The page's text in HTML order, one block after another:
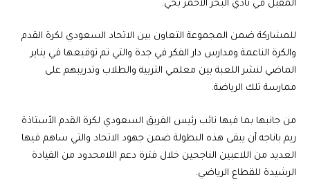
المقبل في نادي البحر الأحمر بحي.
للمشاركة ضمن المجموعة التعاون بين الاتحاد السعودي لكرة القدم
والكرة الناعمة ومدارس دار الفكر في جدة والتي تم توقيعها في يناير
الماضي لنشر اللعبة بين معلمي التربية والطلاب وتدريبهم على
ممارسة تلك الرياضة.
من جانبها بما فيها نائب رئيس الفريق السعودي لكرة القدم الأستاذة
ريم باناجه أن يبقى هذه البطولة ضمن جهود الاتحاد والتي ساهم فيها
العديد من اللاعبين الناجحين خلال فترة دعم اللامحدود من القيادة
الرشيدة للقطاع الرياضي.